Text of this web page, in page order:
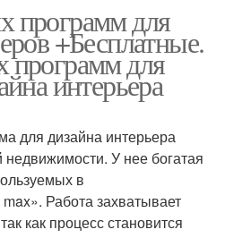
для
+Бесплатные.
для
интерьера
для дизайна интерьера
У нее богатая
в
Работа захватывает
как процесс становится